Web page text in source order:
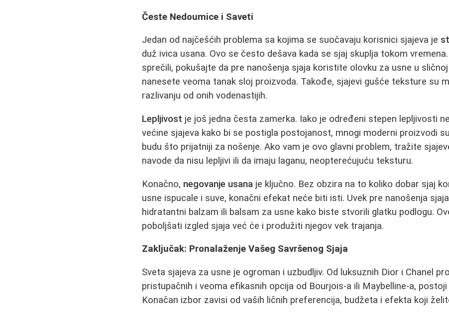
Česte Nedoumice i Saveti
Jedan od najčešćih problema sa kojima se suočavaju korisnici sjajeva je
duž ivica usana. Ovo se često dešava kada se sjaj skuplja tokom
sprečili, pokušajte da pre nanošenja sjaja koristite olovku za usne u
nanesete veoma tanak sloj proizvoda. Takođe, sjajevi gušće teksture su
razlivanju od onih vodenastijih.
Lepljivost je još jedna česta zamerka. Iako je određeni stepen lepljivosti
većine sjajeva kako bi se postigla postojanost, mnogi moderni proizvodi
budu što prijatniji za nošenje. Ako vam je ovo glavni problem, tražite
navode da nisu lepljivi ili da imaju laganu, neopterećujuću teksturu.
Konačno, negovanje usana je ključno. Bez obzira na to koliko dobar sjaj
usne ispucale i suve, konačni efekat neće biti isti. Uvek pre nanošenja
hidratantni balzam ili balsam za usne kako biste stvorili glatku podlogu.
poboljšati izgled sjaja već će i produžiti njegov vek trajanja.
Zaključak: Pronalaženje Vašeg Savršenog Sjaja
Sveta sjajeva za usne je ogroman i uzbudljiv. Od luksuznih Dior i Chanel
pristupačnih i veoma efikasnih opcija od Bourjois-a ili Maybelline-a,
Konačan izbor zavisi od vaših ličnih preferencija, budžeta i efekta koji